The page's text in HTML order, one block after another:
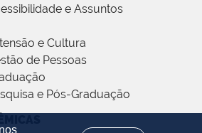
e Assuntos
e Cultura
de Pessoas
e Pós-Graduação